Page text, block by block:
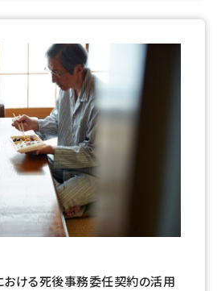
ける死後事務委任契約の活用